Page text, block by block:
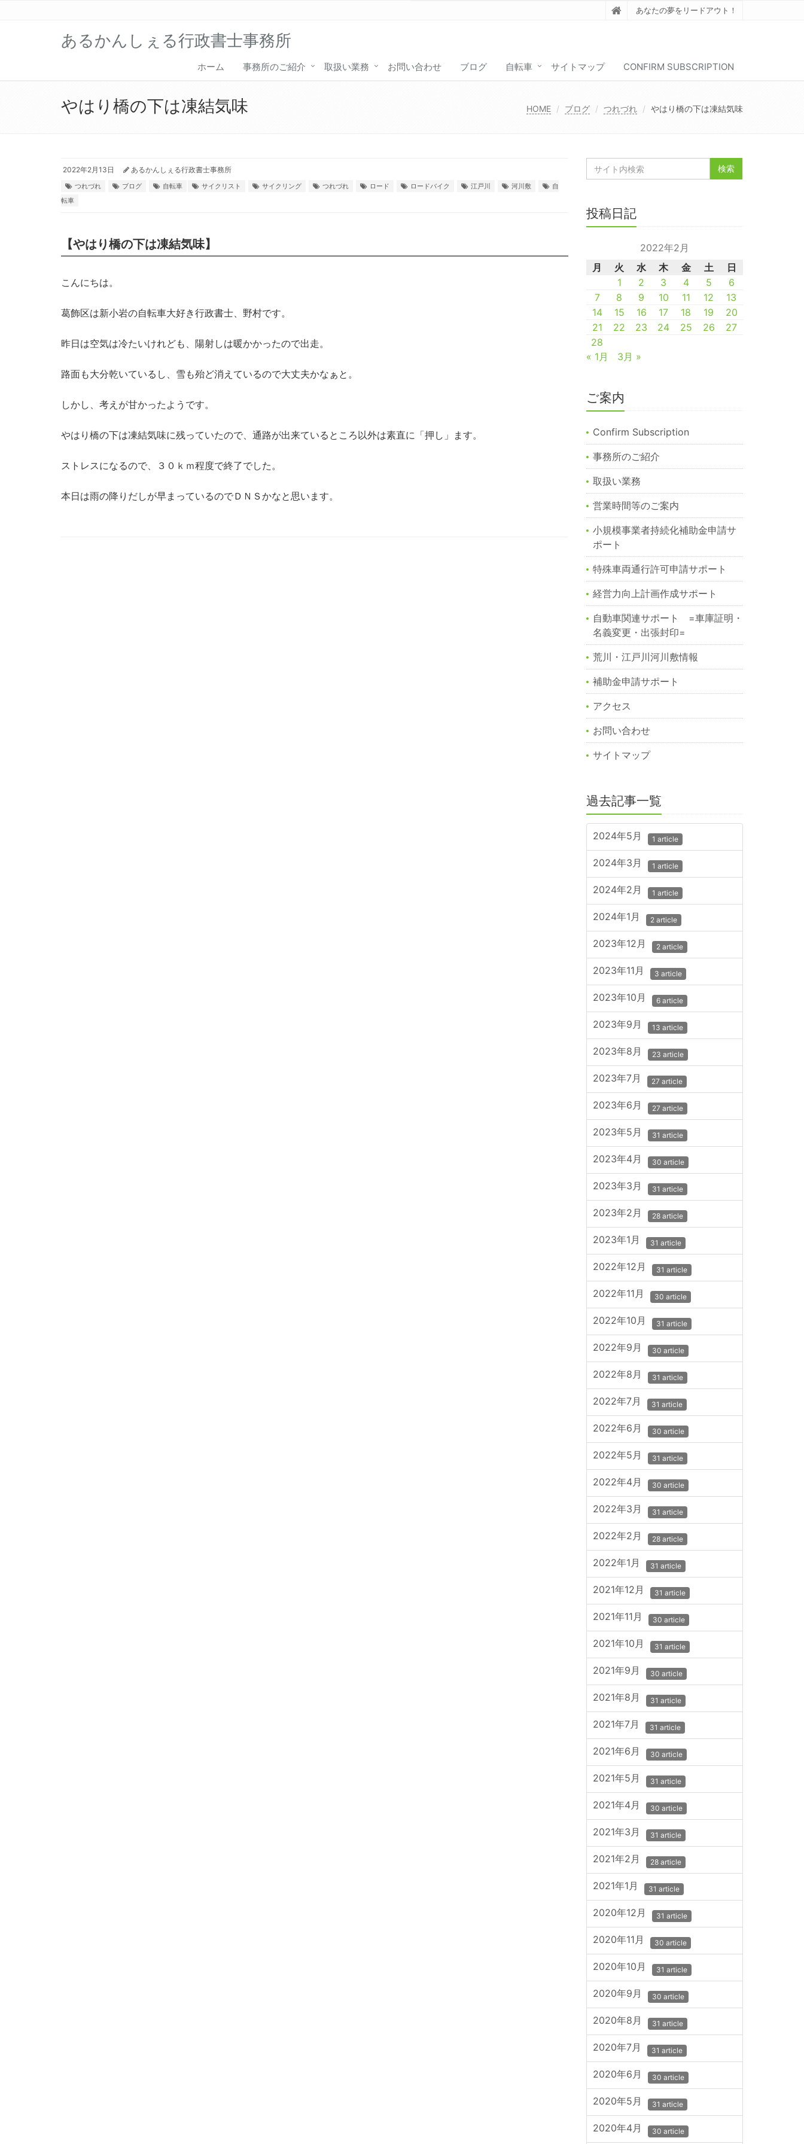
あなたの夢をリードアウト！
あるかんしぇる行政書士事務所
ホーム 事務所のご紹介 取扱い業務 お問い合わせ ブログ 自転車 サイトマップ CONFIRM SUBSCRIPTION
やはり橋の下は凍結気味 HOME ブログ つれづれ やはり橋の下は凍結気味
2022年2月13日 あるかんしぇる行政書士事務所
つれづれ ブログ 自転車 サイクリスト サイクリング つれづれ ロード ロードバイク 江戸川 河川敷
自
転車
【やはり橋の下は凍結気味】
こんにちは。
葛飾区は新小岩の自転車大好き行政書士、野村です。
昨日は空気は冷たいけれども、陽射しは暖かかったので出走。
路面も大分乾いているし、雪も殆ど消えているので大丈夫かなぁと。
しかし、考えが甘かったようです。
やはり橋の下は凍結気味に残っていたので、通路が出来ているところ以外は素直に「押し」ます。
ストレスになるので、３０ｋｍ程度で終了でした。
本日は雨の降りだしが早まっているのでＤＮＳかなと思います。
投稿日記
2022年2月
月
火 水 木 金 土
日
1
2 3 4 5
6
7
8 9 10 11 12
13
14
15 16 17 18 19
20
21
22 23 24 25 26
27
28
« 1月
3月 »
ご案内
Confirm Subscription
事務所のご紹介
取扱い業務
営業時間等のご案内
小規模事業者持続化補助金申請サ
ポート
特殊車両通行許可申請サポート
経営力向上計画作成サポート
自動車関連サポート =車庫証明・
名義変更・出張封印=
荒川・江戸川河川敷情報
補助金申請サポート
アクセス
お問い合わせ
サイトマップ
過去記事一覧
2024年5月 1 article
2024年3月 1 article
2024年2月 1 article
2024年1月 2 article
2023年12月 2 article
2023年11月 3 article
2023年10月 6 article
2023年9月 13 article
2023年8月 23 article
2023年7月 27 article
2023年6月 27 article
2023年5月 31 article
2023年4月 30 article
2023年3月 31 article
2023年2月 28 article
2023年1月 31 article
2022年12月 31 article
2022年11月 30 article
2022年10月 31 article
2022年9月 30 article
2022年8月 31 article
2022年7月 31 article
2022年6月 30 article
2022年5月 31 article
2022年4月 30 article
2022年3月 31 article
2022年2月 28 article
2022年1月 31 article
2021年12月 31 article
2021年11月 30 article
2021年10月 31 article
2021年9月 30 article
2021年8月 31 article
2021年7月 31 article
2021年6月 30 article
2021年5月 31 article
2021年4月 30 article
2021年3月 31 article
2021年2月 28 article
2021年1月 31 article
2020年12月 31 article
2020年11月 30 article
2020年10月 31 article
2020年9月 30 article
2020年8月 31 article
2020年7月 31 article
2020年6月 30 article
2020年5月 31 article
2020年4月 30 article